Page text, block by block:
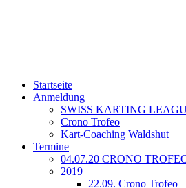
Startseite
Anmeldung
SWISS KARTING
Crono Trofeo
Kart-Coaching Waldshut
Termine
04.07.20 CRONO
2019
22.09. Crono Trofeo